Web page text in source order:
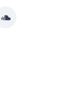
Soundcloud